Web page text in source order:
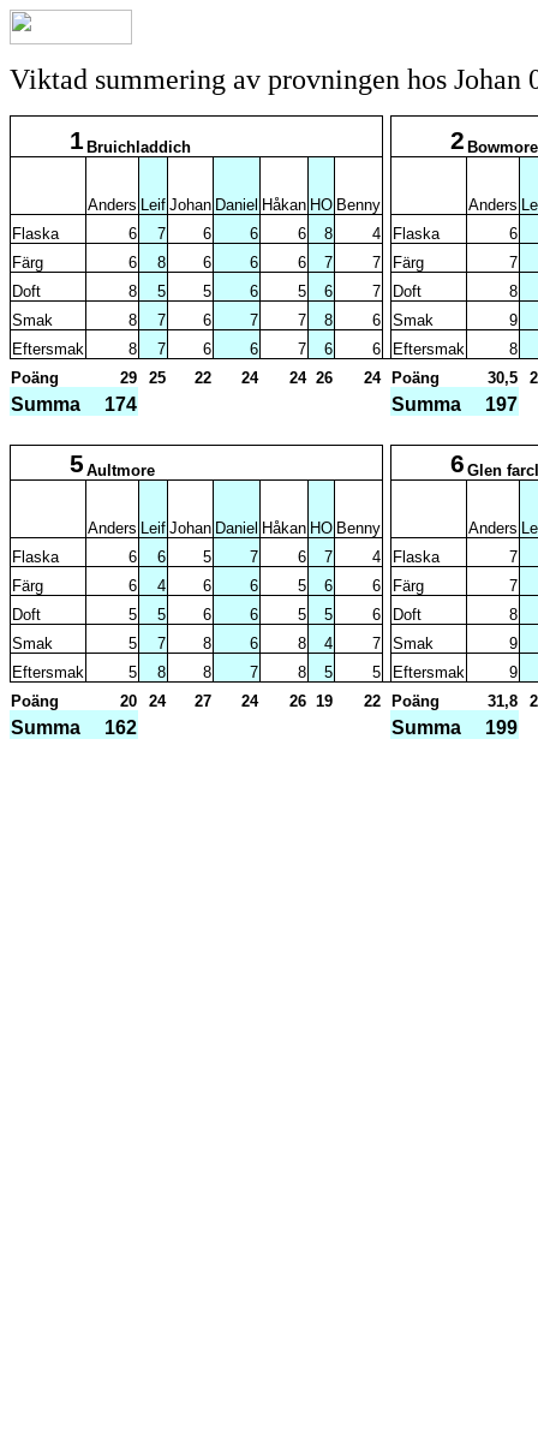
Viktad summering av provningen hos Johan
1 Bruichladdich 2
Anders Leif Johan Daniel Håkan HO Benny Anders
Flaska
6 7 6 6 6 8 4 Flaska
6
Färg
6 8 6 6 6 7 7 Färg
7
Doft
8 5 5 6 5 6 7 Doft
8
Smak
8 7 6 7 7 8 6 Smak
9
Eftersmak
8 7 6 6 7 6 6 Eftersmak
8
Poäng
29 25 22 24 24 26 24 Poäng 30,5
Summa 174 Summa 197
5 Aultmore 6 Glen
Anders Leif Johan Daniel Håkan HO Benny Anders
Flaska
6 6 5 7 6 7 4 Flaska
7
Färg
6 4 6 6 5 6 6 Färg
7
Doft
5 5 6 6 5 5 6 Doft
8
Smak
5 7 8 6 8 4 7 Smak
9
Eftersmak
5 8 8 7 8 5 5 Eftersmak
9
Poäng
20 24 27 24 26 19 22 Poäng 31,8
Summa 162 Summa 199